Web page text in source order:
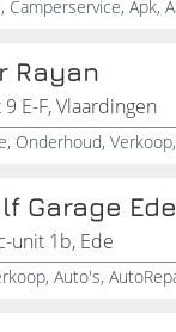
Rayan
E-F, Vlaardingen
Garage Ede
unit 1b, Ede